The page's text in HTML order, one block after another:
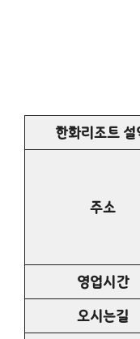
한화리조트
주소
영업시간
오시는길